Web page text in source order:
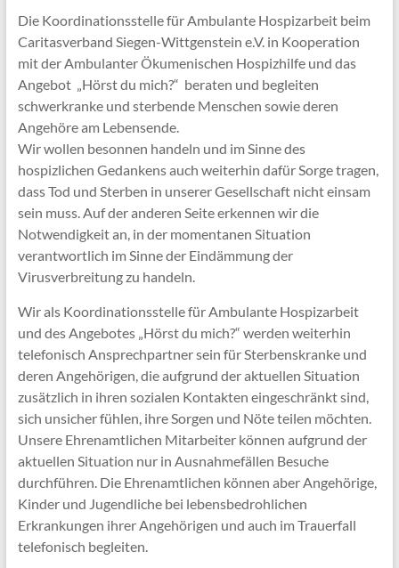
Die Koordinationsstelle für Ambulante Hospizarbeit beim
Caritasverband Siegen-Wittgenstein e.V. in Kooperation
mit der Ambulanter Ökumenischen Hospizhilfe und das
Angebot „Hörst du mich?“ beraten und begleiten
schwerkranke und sterbende Menschen sowie deren
Angehöre am Lebensende.
Wir wollen besonnen handeln und im Sinne des
hospizlichen Gedankens auch weiterhin dafür Sorge tragen,
dass Tod und Sterben in unserer Gesellschaft nicht einsam
sein muss. Auf der anderen Seite erkennen wir die
Notwendigkeit an, in der momentanen Situation
verantwortlich im Sinne der Eindämmung der
Virusverbreitung zu handeln.
Wir als Koordinationsstelle für Ambulante Hospizarbeit
und des Angebotes „Hörst du mich?“ werden weiterhin
telefonisch Ansprechpartner sein für Sterbenskranke und
deren Angehörigen, die aufgrund der aktuellen Situation
zusätzlich in ihren sozialen Kontakten eingeschränkt sind,
sich unsicher fühlen, ihre Sorgen und Nöte teilen möchten.
Unsere Ehrenamtlichen Mitarbeiter können aufgrund der
aktuellen Situation nur in Ausnahmefällen Besuche
durchführen. Die Ehrenamtlichen können aber Angehörige,
Kinder und Jugendliche bei lebensbedrohlichen
Erkrankungen ihrer Angehörigen und auch im Trauerfall
telefonisch begleiten.